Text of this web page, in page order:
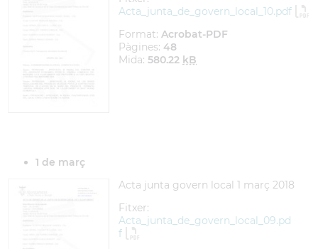
Acta_junta_de_govern_local_10.pdf
Format: Acrobat-PDF
Pàgines: 48
Mida: 580.22 kB
1 de març
Acta junta govern local 1 març 2018
Fitxer:
Acta_junta_de_govern_local_09.pd
f